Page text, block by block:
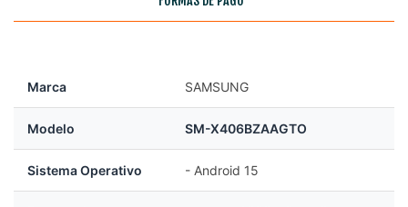
Marca SAMSUNG
Modelo SM-X406BZAAGTO
Sistema Operativo - Android 15